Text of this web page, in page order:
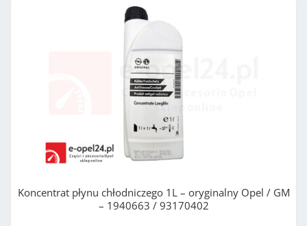
Koncentrat płynu chłodniczego 1L – oryginalny Opel / GM
– 1940663 / 93170402